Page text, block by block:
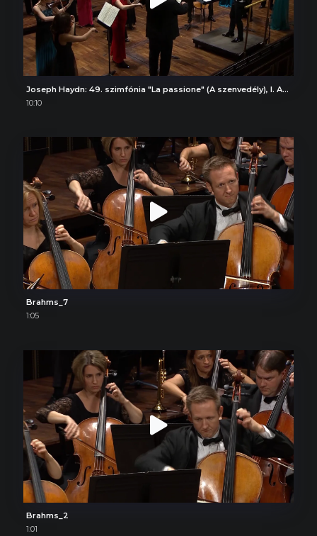
Joseph Haydn: 49. szimfónia "La passione" (A szenvedély), I. Adagio
10:10
Brahms_7
1:05
Brahms_2
1:01